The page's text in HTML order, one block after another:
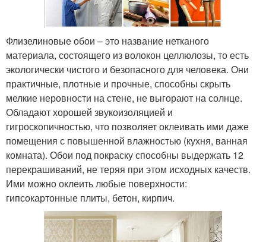
Флизелиновые обои – это название нетканого
материала, состоящего из волокон целлюлозы, то есть
экологически чистого и безопасного для человека. Они
практичные, плотные и прочные, способны скрыть
мелкие неровности на стене, не выгорают на солнце.
Обладают хорошей звукоизоляцией и
гигроскопичностью, что позволяет оклеивать ими даже
помещения с повышенной влажностью (кухня, ванная
комната). Обои под покраску способны выдержать 12
перекрашиваний, не теряя при этом исходных качеств.
Ими можно оклеить любые поверхности:
гипсокартонные плиты, бетон, кирпич.